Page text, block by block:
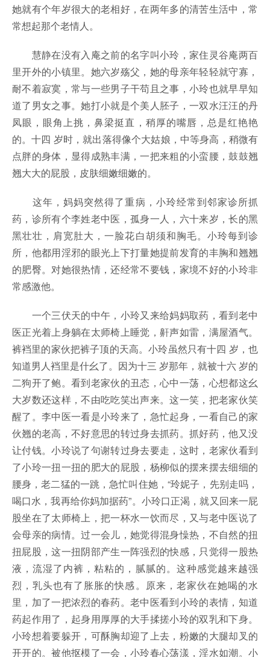
她就有个年岁很大的老相好，在两年多的清苦生活中，常
常想起那个老情人。
慧静在没有入庵之前的名字叫小玲，家住灵谷庵两百
里开外的小镇里。她六岁殇父，她的母亲年轻轻就守寡，
耐不着寂寞，常与一些男子干苟且之事，小玲也就早早知
道了男女之事。她打小就是个美人胚子，一双水汪汪的丹
凤眼，眼角上挑，鼻梁挺直，稍厚的嘴唇，总是红艳艳
的。十四 岁时，就出落得像个大姑娘，中等身高，稍微有
点胖的身体，显得成熟丰满，一把来粗的小蛮腰，鼓鼓翘
翘大大的屁股，皮肤细嫩细嫩的。
这年，妈妈突然得了重病，小玲经常到邻家诊所抓
药，诊所有个李姓老中医，孤身一人，六十来岁，长的黑
黑壮壮，肩宽肚大，一脸花白胡须和胸毛。小玲每到诊
所，他都用淫邪的眼光上下打量她提前发育的丰胸和翘翘
的肥臀。对她很热情，还经常不要钱，家境不好的小玲非
常感激他。
一个三伏天的中午，小玲又来给妈妈取药，看到老中
医正光着上身躺在太师椅上睡觉，鼾声如雷，满屋酒气。
裤裆里的家伙把裤子顶的天高。小玲虽然只有十四 岁，也
知道男人裆里是什幺了。因为十三 岁那年，就被十六 岁的
二狗开了鲍。看到老家伙的丑态，心中一荡，心想都这幺
大岁数还这样，不由吃吃笑出声来。这一笑，把老家伙笑
醒了。李中医一看是小玲来了，急忙起身，一看自己的家
伙翘的老高，不好意思的转过身去抓药。抓好药，他又没
让付钱。小玲说了句谢转过身去要走，这时，老家伙看到
了小玲一扭一扭的肥大的屁股，杨柳似的摆来摆去细细的
腰身，老二猛的一跳，急忙叫住她，“玲妮子，先别走吗，
喝口水，我再给你妈加据药”。小玲口正渴，就又回来一屁
股坐在了太师椅上，把一杯水一饮而尽，又与老中医说了
会母亲的病情。过一会儿，她觉得混身懆热，不自然的扭
扭屁股，这一扭阴部产生一阵强烈的快感，只觉得一股热
液，流湿了内裤，粘粘的，腻腻的。这种感觉越来越强
烈，乳头也有了胀胀的快感。原来，老家伙在她喝的水
里，加了一把浓烈的春药。老中医看到小玲的表情，知道
药起作用了，起身用厚厚的大手揉搓小玲的双乳和下身。
小玲想着要躲开，可酥胸却迎了上去，粉嫩的大腿却叉的
开开的。被他抠模了一会，小玲春心荡漾，淫水如潮。小